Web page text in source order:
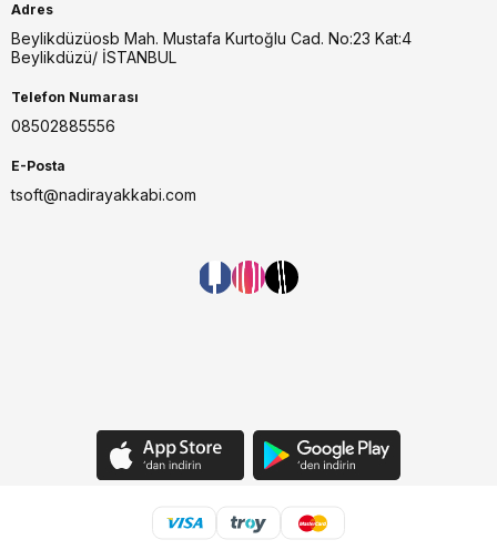
Adres
Beylikdüzüosb Mah. Mustafa Kurtoğlu Cad. No:23 Kat:4
Beylikdüzü/ İSTANBUL
Telefon Numarası
08502885556
E-Posta
tsoft@nadirayakkabi.com